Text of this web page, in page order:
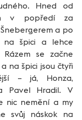
Hned od
v popředí za
a po
na špici a lehce
Rázem se začne
na špici jsou čtyři
– já, Honza,
Pavel Hradil. V
nic nemění a my
svůj náskok na